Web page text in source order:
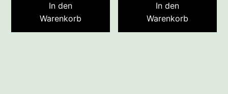
In den
Warenkorb
In den
Warenkorb